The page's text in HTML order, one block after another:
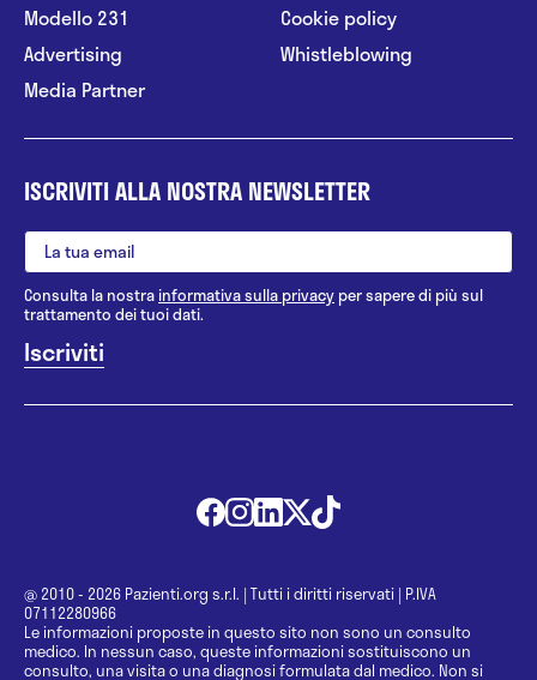
Modello 231
Advertising
Media Partner
Cookie policy
Whistleblowing
ISCRIVITI ALLA NOSTRA NEWSLETTER
Consulta la nostrainformativa sulla privacy per sapere di più sul
trattamento dei tuoi dati.
@ 2010 - 2026 Pazienti.org s.r.l. | Tutti i diritti riservati | P.IVA
07112280966
Le informazioni proposte in questo sito non sono un consulto
medico. In nessun caso, queste informazioni sostituiscono un
consulto, una visita o una diagnosi formulata dal medico. Non si